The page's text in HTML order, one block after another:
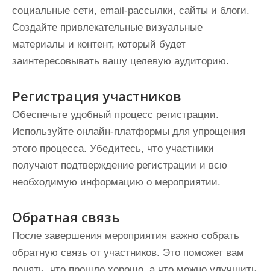
социальные сети, email-рассылки, сайты и блоги.
Создайте привлекательные визуальные
материалы и контент, который будет
заинтересовывать вашу целевую аудиторию.
Регистрация участников
Обеспечьте удобный процесс регистрации.
Используйте онлайн-платформы для упрощения
этого процесса. Убедитесь, что участники
получают подтверждение регистрации и всю
необходимую информацию о мероприятии.
Обратная связь
После завершения мероприятия важно собрать
обратную связь от участников. Это поможет вам